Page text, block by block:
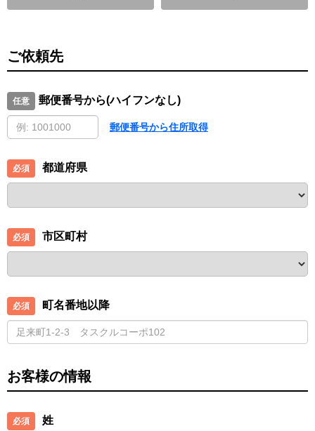
ご依頼先
郵便番号から(ハイフンなし)
郵便番号から住所取得
都道府県
市区町村
町名番地以降
お客様の情報
姓